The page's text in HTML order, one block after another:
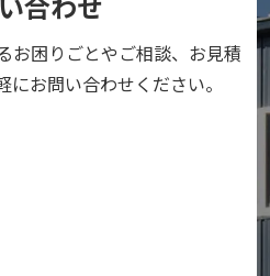
お困りごとやご相談、お見積
お問い合わせください。